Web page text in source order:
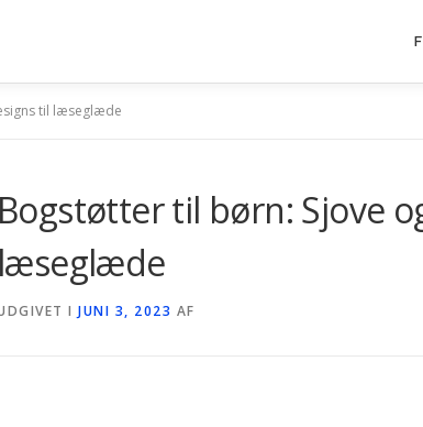
til læseglæde
Bogstøtter til børn: Sjove
læseglæde
I JUNI 3, 2023 AF